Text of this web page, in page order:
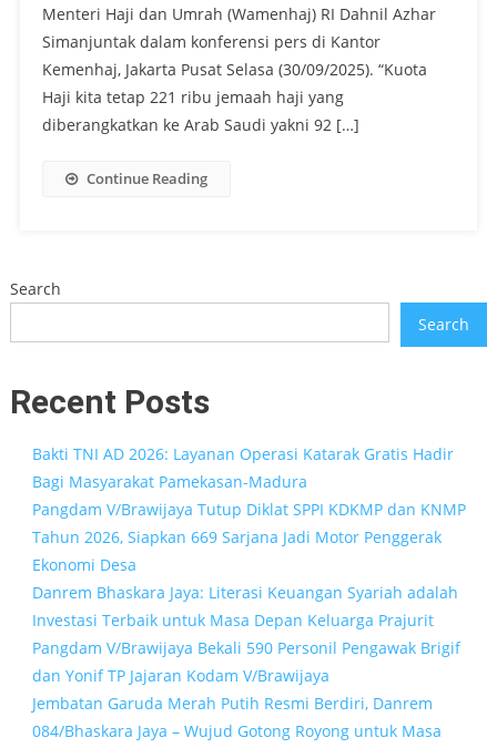
Menteri Haji dan Umrah (Wamenhaj) RI Dahnil Azhar
Simanjuntak dalam konferensi pers di Kantor
Kemenhaj, Jakarta Pusat Selasa (30/09/2025). “Kuota
Haji kita tetap 221 ribu jemaah haji yang
diberangkatkan ke Arab Saudi yakni 92 […]
Continue Reading
Search
Search
Recent Posts
Bakti TNI AD 2026: Layanan Operasi Katarak Gratis Hadir
Bagi Masyarakat Pamekasan-Madura
Pangdam V/Brawijaya Tutup Diklat SPPI KDKMP dan KNMP
Tahun 2026, Siapkan 669 Sarjana Jadi Motor Penggerak
Ekonomi Desa
Danrem Bhaskara Jaya: Literasi Keuangan Syariah adalah
Investasi Terbaik untuk Masa Depan Keluarga Prajurit
Pangdam V/Brawijaya Bekali 590 Personil Pengawak Brigif
dan Yonif TP Jajaran Kodam V/Brawijaya
Jembatan Garuda Merah Putih Resmi Berdiri, Danrem
084/Bhaskara Jaya – Wujud Gotong Royong untuk Masa